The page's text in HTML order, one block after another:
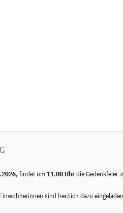
findet um11.00 Uhrdie Gedenkfeier
sind herzlich dazu